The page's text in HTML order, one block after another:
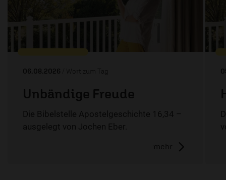
06.08.2026 / Wort zum Tag
Unbändige Freude
Die Bibelstelle Apostelgeschichte 16,34 –
ausgelegt von Jochen Eber.
mehr